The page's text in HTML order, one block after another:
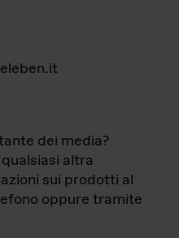
dei media?
altra
sui prodotti al
oppure tramite